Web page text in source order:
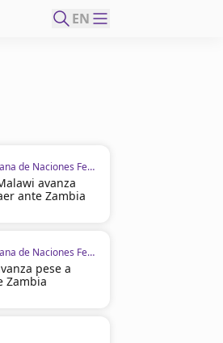
EN
Copa Africana de Naciones Femenina
avanza
ante Zambia
Copa Africana de Naciones Femenina
pese a
Zambia